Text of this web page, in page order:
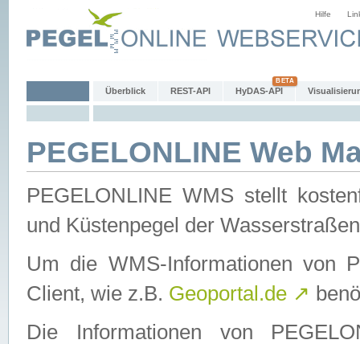
Hilfe
Überblick REST-API HyDAS-API
PEGELONLINE Web
PEGELONLINE WMS stellt
und Küstenpegel der
Um die WMS-Informationen von
Client, wie z.B. Geoportal.de ↗
Die Informationen von